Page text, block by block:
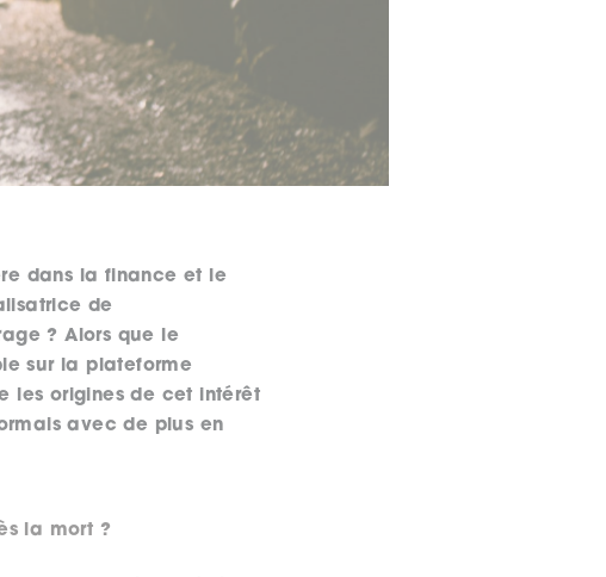
dans la finance et le
de
? Alors que le
sur la plateforme
les origines de cet intérêt
avec de plus en
la mort ?